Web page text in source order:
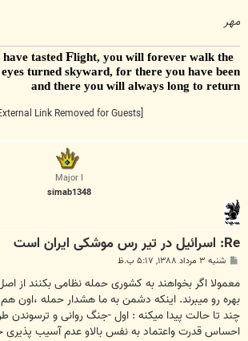
مهر
Flight, you will forever walk the
turned skyward, for there you have been
and there you will always long to return
[External Link Removed for Guests]
Major I
simab1348
Re: اسرائیل در تیر رس موشکی ایران است
ت
شنبه ۳ مرداد ۱۳۸۸, ۵:۱۷ ب.ظ
معمولا اگر بخواهند به کشوری حمله نظامی بکنند از
بهره رو میبرند. اینکه دشمن به ما هشدار حمله ،اون
چند تا حالت پیدا میکنه : اول -جنگ روانی و ترسوندن
احساس قدرت واعتماد به نفس بالاو عدم آسیب